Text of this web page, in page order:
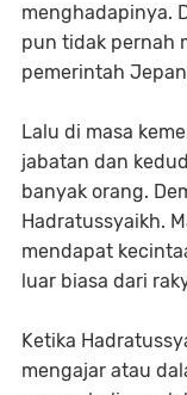
menghadapinya.
pun tidak pernah
pemerintah
Lalu di masa
jabatan dan
banyak orang.
Hadratussyaikh.
mendapat
luar biasa dari
Ketika
mengajar atau